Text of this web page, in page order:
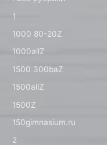
1
1000 80-20Z
1000allZ
1500 300baZ
1500allZ
1500Z
150gimnasium.ru
2